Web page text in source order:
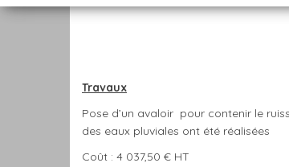
Travaux
Pose d’un avaloir pour contenir le
des eaux pluviales ont été réalisées
Coût : 4 037,50 € HT